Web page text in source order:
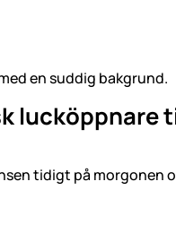
lucköppnare
tidigt på morgonen